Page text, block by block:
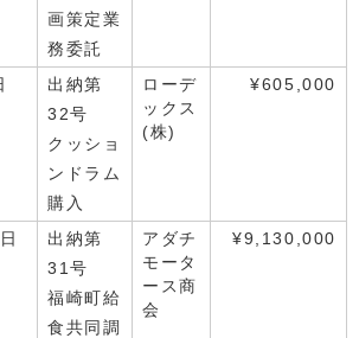
画策定業
務委託
出納第
32号
クッショ
ンドラム
購入
ローデ
ックス
(株)
¥605,000
出納第
31号
福崎町給
食共同調
アダチ
モータ
ース商
会
¥9,130,000